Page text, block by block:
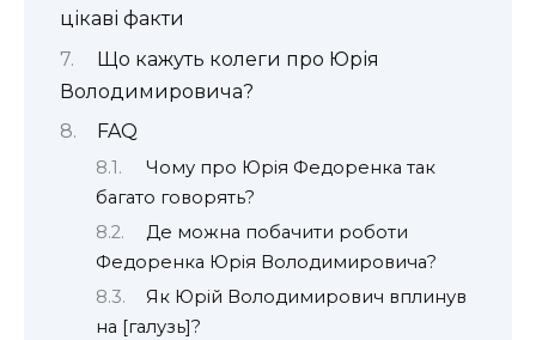
цікаві факти
Що кажуть колеги про Юрія
Володимировича?
FAQ
Чому про Юрія Федоренка так
багато говорять?
Де можна побачити роботи
Федоренка Юрія Володимировича?
Як Юрій Володимирович вплинув
на [галузь]?